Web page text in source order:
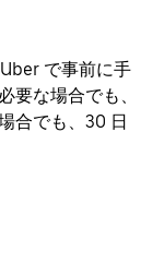
で事前に手
要な場合でも、
合でも、30 日